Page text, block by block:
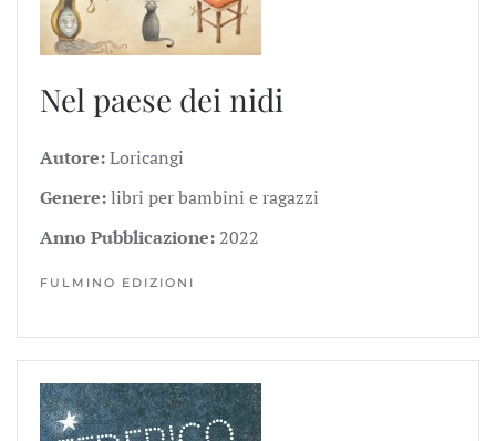
Nel paese dei nidi
Autore:Loricangi
Genere:libri per bambini e ragazzi
Anno Pubblicazione: 2022
FULMINO EDIZIONI